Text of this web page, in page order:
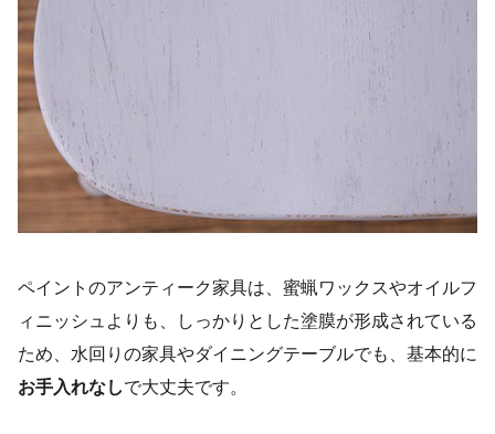
ペイントのアンティーク家具は、蜜蝋ワックスやオイルフ
ィニッシュよりも、しっかりとした塗膜が形成されている
ため、水回りの家具やダイニングテーブルでも、基本的に
お手入れなしで大丈夫です。